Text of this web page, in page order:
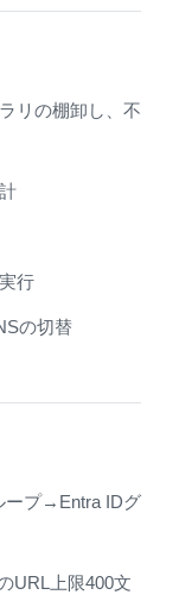
リの棚卸し、不
行
の切替
ープ→Entra IDグ
URL上限400文